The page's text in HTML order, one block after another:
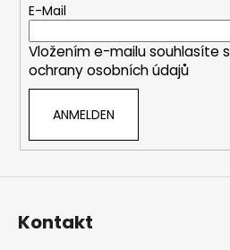
E-Mail
Vložením e-mailu souhlasíte s
ochrany osobních údajů
ANMELDEN
Kontakt